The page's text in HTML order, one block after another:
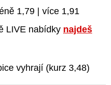
1,79 | více 1,91
LIVE nabídky najdeš
vyhrají (kurz 3,48)